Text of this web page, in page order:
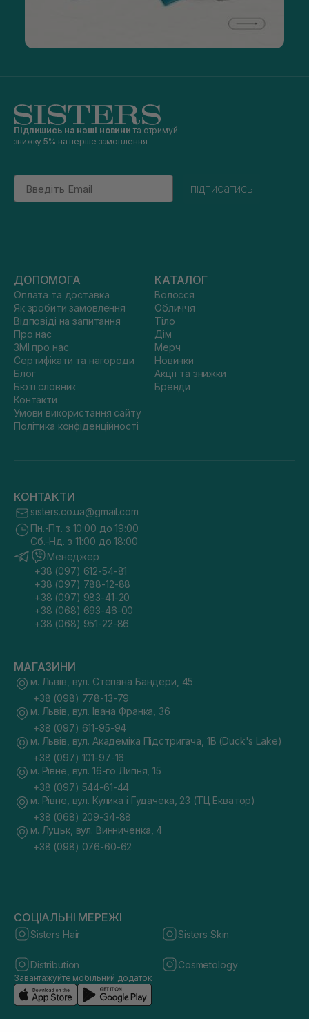
Підпишись на наші новини та отримуй
знижку 5% на перше замовлення
Email
підписатись
ДОПОМОГА
Оплата та доставка
Як зробити замовлення
Відповіді на запитання
Про нас
ЗМІ про нас
Сертифікати та нагороди
Блог
Бюті словник
Контакти
Умови використання сайту
Політика конфіденційності
КАТАЛОГ
Волосся
Обличчя
Тіло
Дім
Мерч
Новинки
Акції та знижки
Бренди
КОНТАКТИ
sisters.co.ua@gmail.com
Пн.-Пт. з 10:00 до 19:00
Сб.-Нд. з 11:00 до 18:00
Менеджер
+38 (097) 612-54-81
+38 (097) 788-12-88
+38 (097) 983-41-20
+38 (068) 693-46-00
+38 (068) 951-22-86
МАГАЗИНИ
м. Львів, вул. Степана Бандери, 45
+38 (098) 778-13-79
м. Львів, вул. Івана Франка, 36
+38 (097) 611-95-94
м. Львів, вул. Академіка Підстригача, 1В (Duck's Lake)
+38 (097) 101-97-16
м. Рівне, вул. 16-го Липня, 15
+38 (097) 544-61-44
м. Рівне, вул. Кулика і Гудачека, 23 (ТЦ Екватор)
+38 (068) 209-34-88
м. Луцьк, вул. Винниченка, 4
+38 (098) 076-60-62
СОЦІАЛЬНІ МЕРЕЖІ
Sisters Hair Sisters Skin
Distribution Cosmetology
Завантажуйте мобільний додаток